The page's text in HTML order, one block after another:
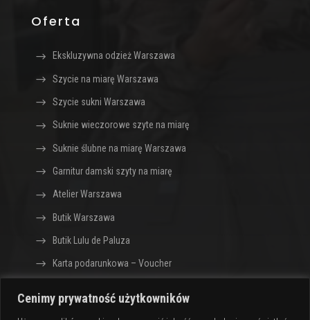
Cenimy prywatność użytkowników
Oferta
Ekskluzywna odzież Warszawa
Szycie na miarę Warszawa
Szycie sukni Warszawa
Suknie wieczorowe szyte na miarę
Suknie ślubne na miarę Warszawa
Garnitur damski szyty na miarę
Atelier Warszawa
Butik Warszawa
Butik Lulu de Paluza
Karta podarunkowa – Voucher
Sklep z ekskluzywną odzieżą dla kobiet Lulu de